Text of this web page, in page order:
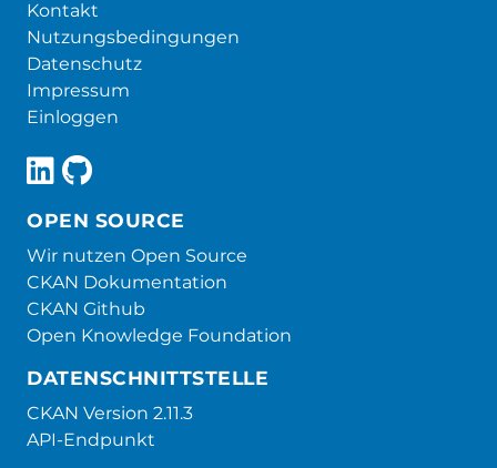
Kontakt
Nutzungsbedingungen
Datenschutz
Impressum
Einloggen
OPEN SOURCE
Wir nutzen Open Source
CKAN Dokumentation
CKAN Github
Open Knowledge Foundation
DATENSCHNITTSTELLE
CKAN Version 2.11.3
API-Endpunkt